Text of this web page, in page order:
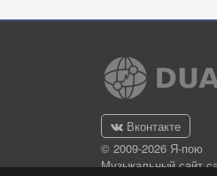
Вконтакте
© 2009-2026 Я-пою
Музыкальный сайт